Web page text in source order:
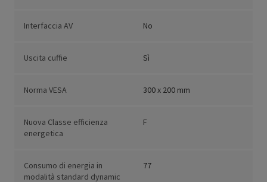
Interfaccia AV No
Uscita cuffie Sì
Norma VESA 300 x 200 mm
Nuova Classe efficienza
energetica
F
Consumo di energia in
modalità standard dynamic
77